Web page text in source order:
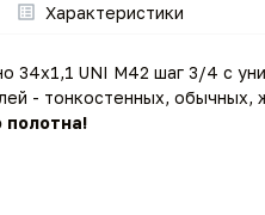
Характеристики
34х1,1 UNI M42 шаг 3/4 с
- тонкостенных,
полотна!